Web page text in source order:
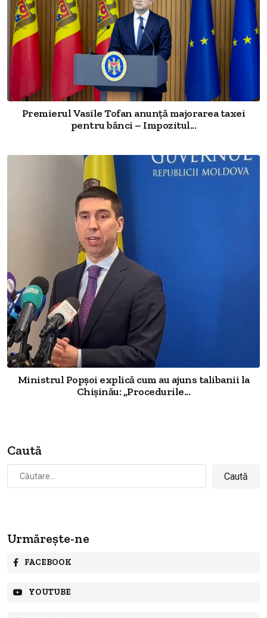
Premierul Vasile Tofan anunță majorarea taxei
pentru bănci – Impozitul...
Ministrul Popșoi explică cum au ajuns talibanii la
Chișinău: „Procedurile...
Caută
după:
Urmărește-ne
FACEBOOK
YOUTUBE